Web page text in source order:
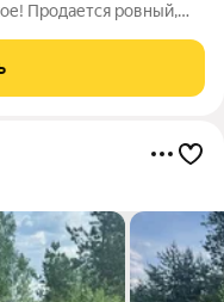
скрытых проблем,